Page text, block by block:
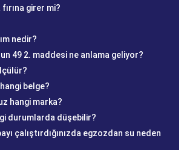
girer mi?
nedir?
49 2. maddesi ne anlama geliyor?
belge?
hangi marka?
durumlarda düşebilir?
çalıştırdığınızda egzozdan su neden